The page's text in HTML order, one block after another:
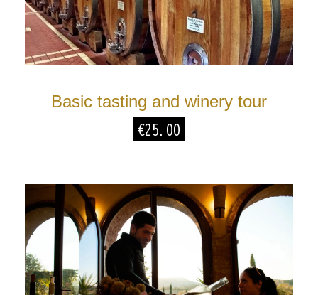
Basic tasting and winery tour
€25.00